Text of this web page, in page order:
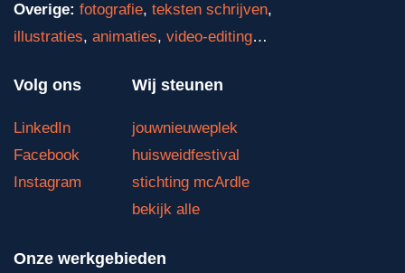
Overige: fotografie, teksten schrijven,
illustraties, animaties, video-editing…
Volg ons
LinkedIn
Facebook
Instagram
Wij steunen
jouwnieuweplek
huisweidfestival
stichting mcArdle
bekijk alle
Onze werkgebieden